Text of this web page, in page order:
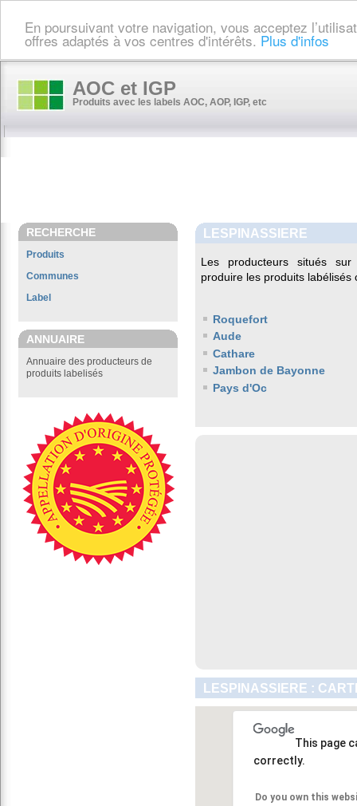
En poursuivant votre navigation, vous acceptez
offres adaptés à vos centres d'intérêts. Plus d'infos
AOC et IGP
Produits avec les labels AOC, AOP, IGP, etc
RECHERCHE
Produits
Communes
Label
ANNUAIRE
Annuaire des producteurs de
produits labelisés
LESPINASSIERE
Les producteurs situés
produire les produits labélisés
Roquefort
Aude
Cathare
Jambon de Bayonne
Pays d'Oc
LESPINASSIERE :
This page
correctly.
Do you own this